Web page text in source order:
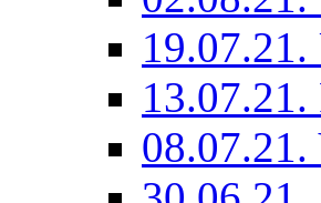
08.07.21.